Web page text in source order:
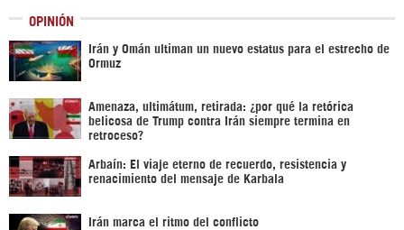
OPINIÓN
Irán y Omán ultiman un nuevo estatus para el estrecho de
Ormuz
Amenaza, ultimátum, retirada: ¿por qué la retórica
belicosa de Trump contra Irán siempre termina en
retroceso?
Arbaín: El viaje eterno de recuerdo, resistencia y
renacimiento del mensaje de Karbala
Irán marca el ritmo del conflicto